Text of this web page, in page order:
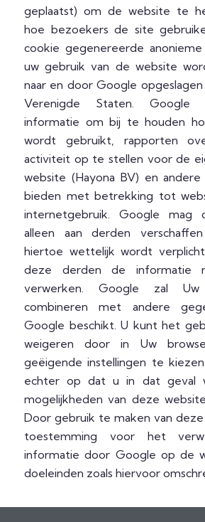
geplaatst) om de website te
hoe bezoekers de site
cookie gegenereerde
uw gebruik van de website
naar en door Google
Verenigde Staten. Google
informatie om bij te houden
wordt gebruikt, rapporten
activiteit op te stellen voor de
website (Hayona BV) en
bieden met betrekking tot
internetgebruik. Google mag
alleen aan derden
hiertoe wettelijk wordt
deze derden de informatie
verwerken. Google zal
combineren met andere
Google beschikt. U kunt het
weigeren door in Uw
geëigende instellingen te
echter op dat u in dat geval
mogelijkheden van deze
Door gebruik te maken van
toestemming voor het
informatie door Google op de
doeleinden zoals hiervoor